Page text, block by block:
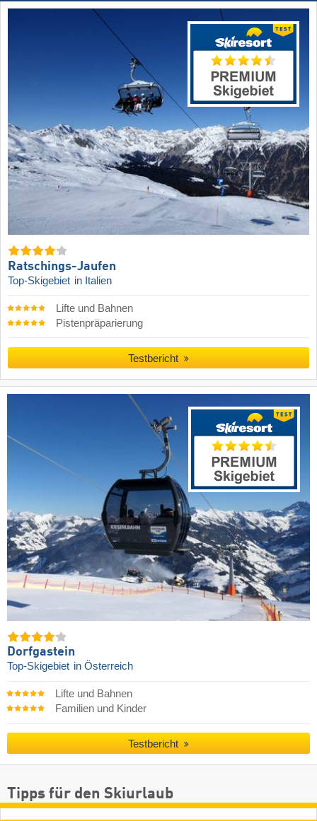
Ratschings-Jaufen
Top-Skigebiet in Italien
Lifte und Bahnen
Pistenpräparierung
Testbericht
Dorfgastein
Top-Skigebiet in Österreich
Lifte und Bahnen
Familien und Kinder
Testbericht
Tipps für den Skiurlaub